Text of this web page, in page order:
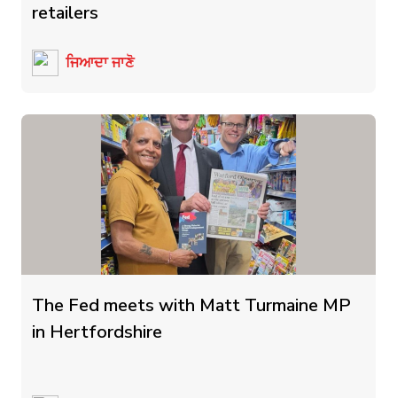
retailers
ਜਿਆਦਾ ਜਾਣੋ
The Fed meets with Matt Turmaine MP
in Hertfordshire